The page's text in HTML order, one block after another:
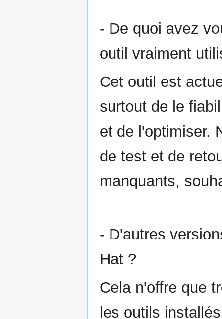
- De quoi avez
outil vraiment
Cet outil est
surtout de le
et de l'optimiser.
de test et de
manquants,
- D'autres
Hat ?
Cela n'offre que
les outils